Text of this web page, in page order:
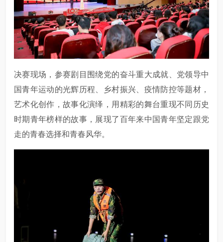
决赛现场，参赛剧目围绕党的奋斗重大成就、党领导中
国青年运动的光辉历程、乡村振兴、疫情防控等题材，
艺术化创作，故事化演绎，用精彩的舞台重现不同历史
时期青年榜样的故事，展现了百年来中国青年坚定跟党
走的青春选择和青春风华。